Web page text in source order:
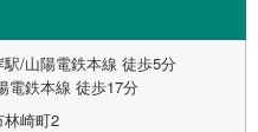
/山陽電鉄本線 徒歩5分
電鉄本線 徒歩17分
崎町2